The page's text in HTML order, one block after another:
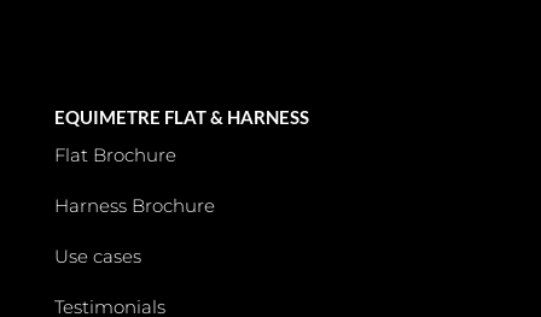
EQUIMETRE FLAT & HARNESS
Flat Brochure
Harness Brochure
Use cases
Testimonials